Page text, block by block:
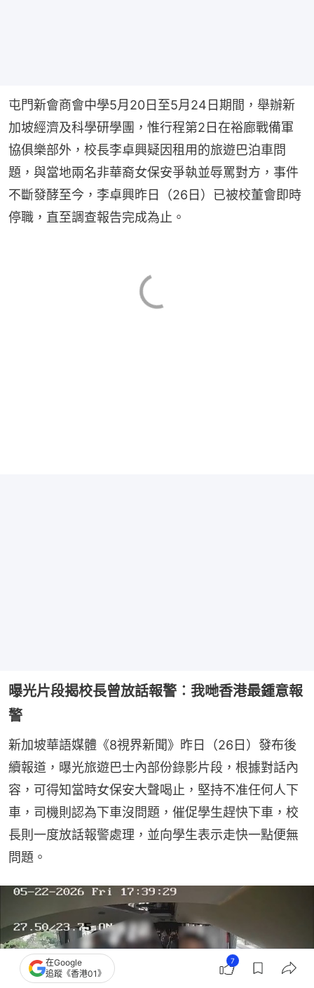
屯門新會商會中學5月20日至5月24日期間，舉辦新
加坡經濟及科學研學團，惟行程第2日在裕廊戰備軍
協俱樂部外，校長李卓興疑因租用的旅遊巴泊車問
題，與當地兩名非華裔女保安爭執並辱罵對方，事件
不斷發酵至今，李卓興昨日（26日）已被校董會即時
停職，直至調查報告完成為止。
曝光片段揭校長曾放話報警︰我哋香港最鍾意報
警
新加坡華語媒體《8視界新聞》昨日（26日）發布後
續報道，曝光旅遊巴士內部份錄影片段，根據對話內
容，可得知當時女保安大聲喝止，堅持不准任何人下
車，司機則認為下車沒問題，催促學生趕快下車，校
長則一度放話報警處理，並向學生表示走快一點便無
問題。
在Google
追蹤《香港01》
7